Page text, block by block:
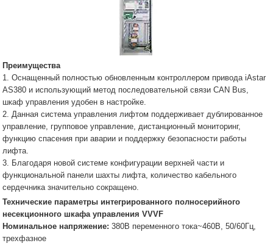
Преимущества
1. Оснащенный полностью обновленным контроллером привода iAstar
AS380 и использующий метод последовательной связи CAN Bus,
шкаф управления удобен в настройке.
2. Данная система управления лифтом поддерживает дублированное
управление, групповое управление, дистанционный мониторинг,
функцию спасения при аварии и поддержку безопасности работы
лифта.
3. Благодаря новой системе конфигурации верхней части и
функциональной панели шахты лифта, количество кабельного
сердечника значительно сокращено.
Технические параметры интегрированного полносерийного
несекционного шкафа управления VVVF
Номинальное напряжение: 380В переменного тока~460В, 50/60Гц,
трехфазное